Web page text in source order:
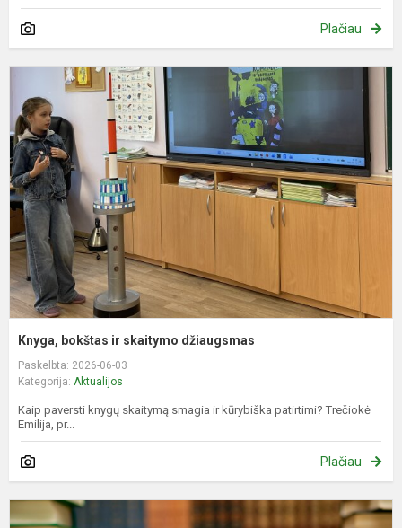
Plačiau
Knyga, bokštas ir skaitymo džiaugsmas
Paskelbta: 2026-06-03
Kategorija: Aktualijos
Kaip paversti knygų skaitymą smagia ir kūrybiška patirtimi? Trečiokė
Emilija, pr...
Plačiau